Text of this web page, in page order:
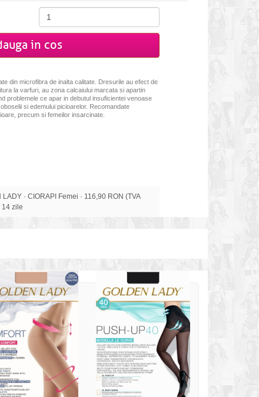
in cos
din microfibra de inalta calitate. Dresurile au efect de
la varfuri, au zona calcaiului marcata si apartin
problemele ce apar in debutul insuficientei venoase
si edemului picioarelor. Recomandate
precum si femeilor insarcinate.
· CIORAPI Femei · 116,90 RON (TVA
14 zile